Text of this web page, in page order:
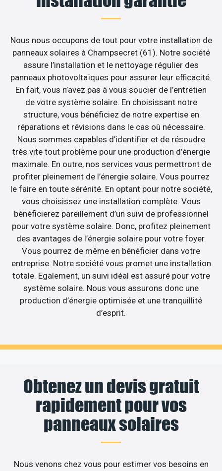
Nous nous occupons de tout pour votre installation de
panneaux solaires à Champsecret (61). Notre société
assure l’installation et le nettoyage régulier des
panneaux photovoltaïques pour assurer leur efficacité.
En fait, vous n’avez pas à vous soucier de l’entretien
de votre système solaire. En choisissant notre
structure, vous bénéficiez de notre expertise en
réparations et révisions dans le cas où nécessaire.
Nous sommes capables d’identifier et de résoudre
très vite tout problème pour une production d’énergie
maximale. En outre, nos services vous permettront de
profiter pleinement de l’énergie solaire. Vous pourrez
le faire en toute sérénité. En optant pour notre société,
vous choisissez une installation complète. Vous
bénéficierez pareillement d’un suivi de professionnel
pour votre système solaire. Donc, profitez pleinement
des avantages de l’énergie solaire pour votre foyer.
Vous pourrez de même en bénéficier dans votre
entreprise. Notre société vous promet une installation
totale. Egalement, un suivi idéal est assuré pour votre
système solaire. Nous vous assurons donc une
production d’énergie optimisée et une tranquillité
d’esprit.
Obtenez un devis gratuit
rapidement pour vos
panneaux solaires
Nous venons chez vous pour estimer vos besoins en